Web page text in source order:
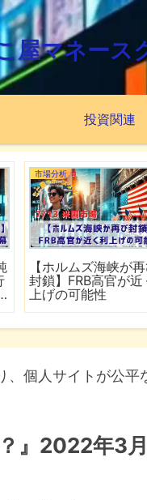
屋マネース
投資関連
市場分析
【ホルムズ海峡が
封鎖】FRB高官が近
上げの可能性
個人サイトが公平
』2022年3